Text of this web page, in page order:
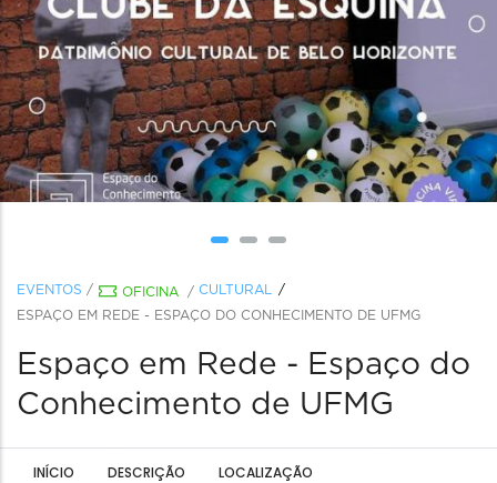
EVENTOS / OFICINA / CULTURAL
ESPAÇO EM REDE - ESPAÇO DO CONHECIMENTO DE UFMG
Espaço em Rede - Espaço do
Conhecimento de UFMG
INÍCIO DESCRIÇÃO LOCALIZAÇÃO